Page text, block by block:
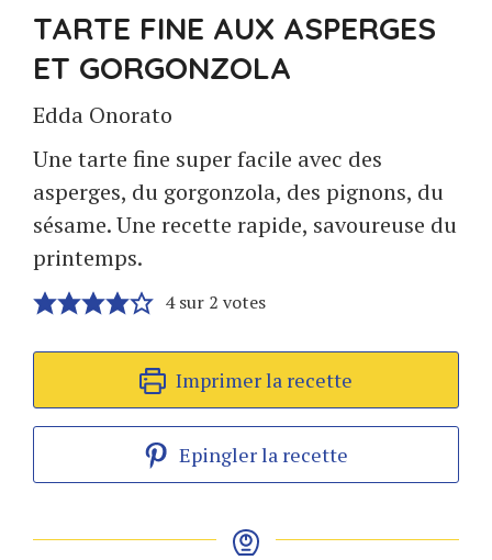
TARTE FINE AUX ASPERGES
ET GORGONZOLA
Edda Onorato
Une tarte fine super facile avec des
asperges, du gorgonzola, des pignons, du
sésame. Une recette rapide, savoureuse du
printemps.
4sur 2 votes
Imprimer la recette
Epingler la recette